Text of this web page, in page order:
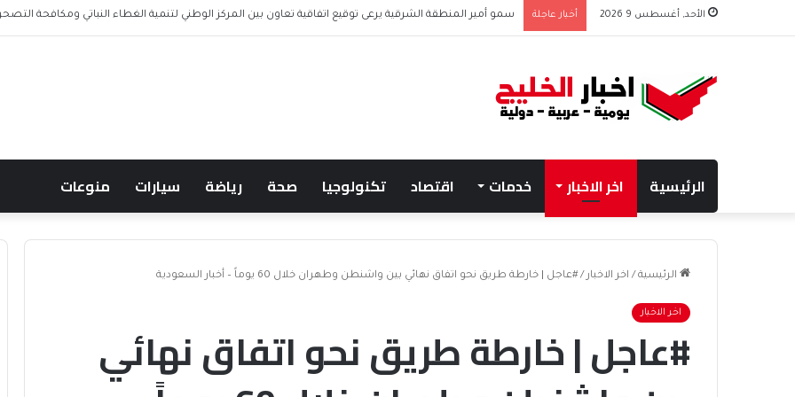
الأحد, أغسطس 9 2026 أخبار عاجلة
الرئيسية اخر الاخبار خدمات اقتصاد تكنولوجيا صحة رياضة سيارات منوعات
الرئيسية / اخر الاخبار / #عاجل | خارطة طريق نحو اتفاق نهائي بين واشنطن وطهران خلال 60 يوماً – أخبار السعودية
اخر الاخبار
#عاجل | خارطة طريق نحو اتفاق نهائي